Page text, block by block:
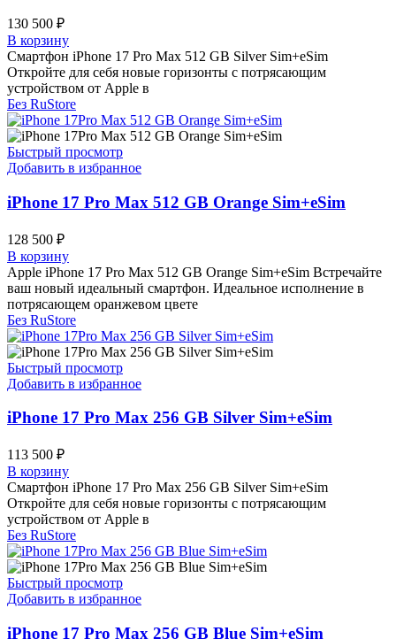
130 500 ₽
В корзину
Смартфон iPhone 17 Pro Max 512 GB Silver Sim+eSim
Откройте для себя новые горизонты с потрясающим
устройством от Apple в
Без RuStore
Быстрый просмотр
Добавить в избранное
iPhone 17 Pro Max 512 GB Orange Sim+eSim
128 500 ₽
В корзину
Apple iPhone 17 Pro Max 512 GB Orange Sim+eSim Встречайте
ваш новый идеальный смартфон. Идеальное исполнение в
потрясающем оранжевом цвете
Без RuStore
Быстрый просмотр
Добавить в избранное
iPhone 17 Pro Max 256 GB Silver Sim+eSim
113 500 ₽
В корзину
Смартфон iPhone 17 Pro Max 256 GB Silver Sim+eSim
Откройте для себя новые горизонты с потрясающим
устройством от Apple в
Без RuStore
Быстрый просмотр
Добавить в избранное
iPhone 17 Pro Max 256 GB Blue Sim+eSim